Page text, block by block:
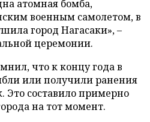
атомная бомба,
военным самолетом, в
город Нагасаки», –
церемонии.
что к концу года в
или получили ранения
Это составило примерно
на тот момент.